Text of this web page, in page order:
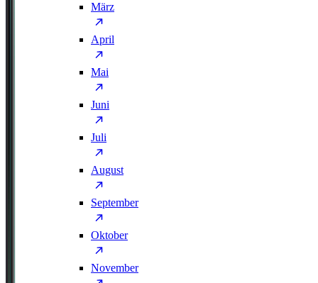
März
April
Mai
Juni
Juli
August
September
Oktober
November